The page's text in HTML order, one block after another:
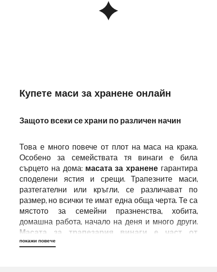
Купете маси за хранене онлайн
Защото всеки се храни по различен начин
Това е много повече от плот на маса на крака.
Особено за семействата тя винаги е била
сърцето на дома: масата за хранене гарантира
споделени ястия и срещи. Трапезните маси,
разтегателни или кръгли, се различават по
размер, но всички те имат една обща черта. Те са
мястото за семейни празненства, хобита,
домашна работа, начало на деня и много други.
Масата за трапезария винаги е част от
страстта
покажи повече